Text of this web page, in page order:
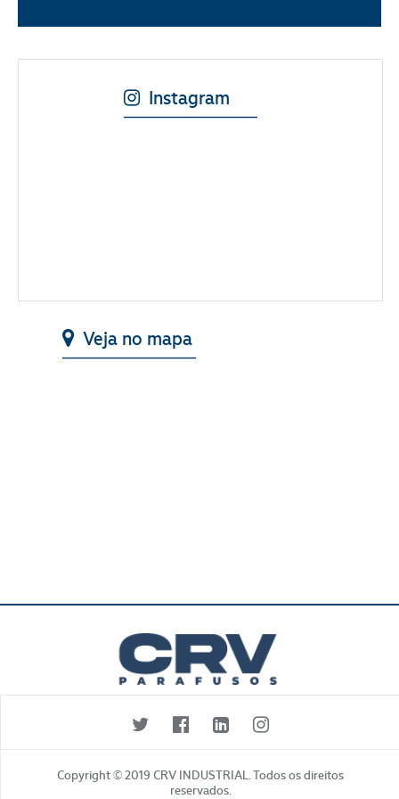
Instagram
Veja no mapa
Copyright © 2019 CRV INDUSTRIAL. Todos os direitos
reservados.